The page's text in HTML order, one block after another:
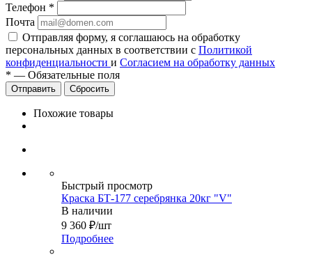
Телефон *
Почта
Отправляя форму, я соглашаюсь на обработку
персональных данных в соответствии с Политикой
конфиденциальности и Согласием на обработку данных
* — Обязательные поля
Сбросить
Похожие товары
Быстрый просмотр
Краска БТ-177 серебрянка 20кг "V"
В наличии
9 360 ₽/шт
Подробнее